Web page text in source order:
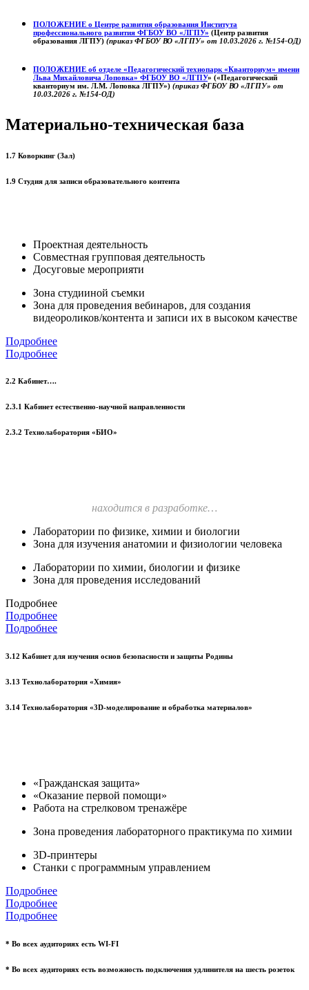
ПОЛОЖЕНИЕ о Центре развития образования Института
профессионального развития ФГБОУ ВО «ЛГПУ» (Центр развития
образования ЛГПУ) (приказ ФГБОУ ВО «ЛГПУ» от 10.03.2026 г. №154-ОД)
ПОЛОЖЕНИЕ об отделе «Педагогический технопарк «Кванториум» имени
Льва Михайловича Лоповка» ФГБОУ ВО «ЛГПУ» («Педагогический
кванториум им. Л.М. Лоповка ЛГПУ») (приказ ФГБОУ ВО «ЛГПУ» от
10.03.2026 г. №154-ОД)
Материально-техническая база
1.7 Коворкинг (Зал)
1.9 Студия для записи образовательного контента
Проектная деятельность
Совместная групповая деятельность
Досуговые мероприяти
Зона студииной съемки
Зона для проведения вебинаров, для создания
видеороликов/контента и записи их в высоком качестве
Подробнее
Подробнее
2.2 Кабинет….
2.3.1 Кабинет естественно-научной направленности
2.3.2 Технолаборатория «БИО»
находится в разработке…
Лаборатории по физике, химии и биологии
Зона для изучения анатомии и физиологии человека
Лаборатории по химии, биологии и физике
Зона для проведения исследований
Подробнее
Подробнее
Подробнее
3.12 Кабинет для изучения основ безопасности и защиты Родины
3.13 Технолаборатория «Химия»
3.14 Технолаборатория «3D-моделирование и обработка материалов»
«Гражданская защита»
«Оказание первой помощи»
Работа на стрелковом тренажёре
Зона проведения лабораторного практикума по химии
3D-принтеры
Станки с программным управлением
Подробнее
Подробнее
Подробнее
* Во всех аудиториях есть WI-FI
* Во всех аудиториях есть возможность подключения удлинителя на шесть розеток